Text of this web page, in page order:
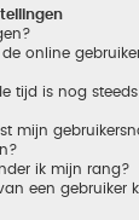
online
tijd is nog
mijn
ik mijn rang?
een gebruiker